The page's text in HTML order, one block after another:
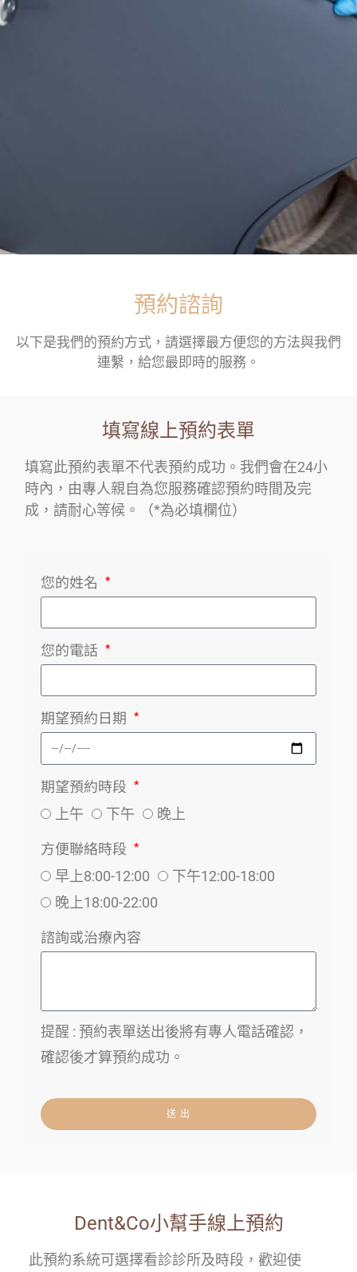
預約諮詢
以下是我們的預約方式，請選擇最方便您的方法與我們
連繫，給您最即時的服務。
填寫線上預約表單
填寫此預約表單不代表預約成功。我們會在24小
時內，由專人親自為您服務確認預約時間及完
成，請耐心等候。（*為必填欄位）
您的姓名
您的電話
期望預約日期
期望預約時段
上午 下午 晚上
方便聯絡時段
早上8:00-12:00
下午12:00-18:00
晚上18:00-22:00
諮詢或治療內容
提醒 : 預約表單送出後將有專人電話確認，
確認後才算預約成功。
送 出
Dent&Co小幫手線上預約
此預約系統可選擇看診診所及時段，歡迎使